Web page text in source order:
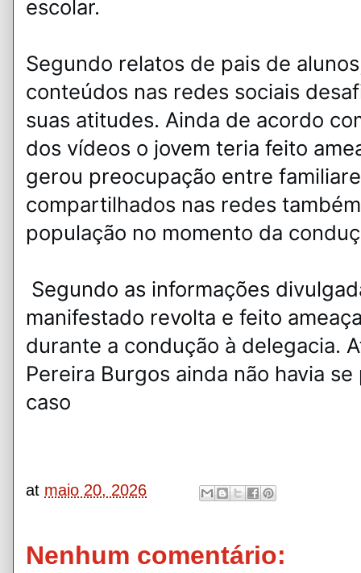
escolar.
Segundo relatos de pais de
conteúdos nas redes sociais
suas atitudes. Ainda de acordo
dos vídeos o jovem teria feito
gerou preocupação entre
compartilhados nas redes
população no momento da
Segundo as informações
manifestado revolta e feito
durante a condução à delegacia.
Pereira Burgos ainda não havia
caso
at maio 20, 2026
Nenhum comentário: